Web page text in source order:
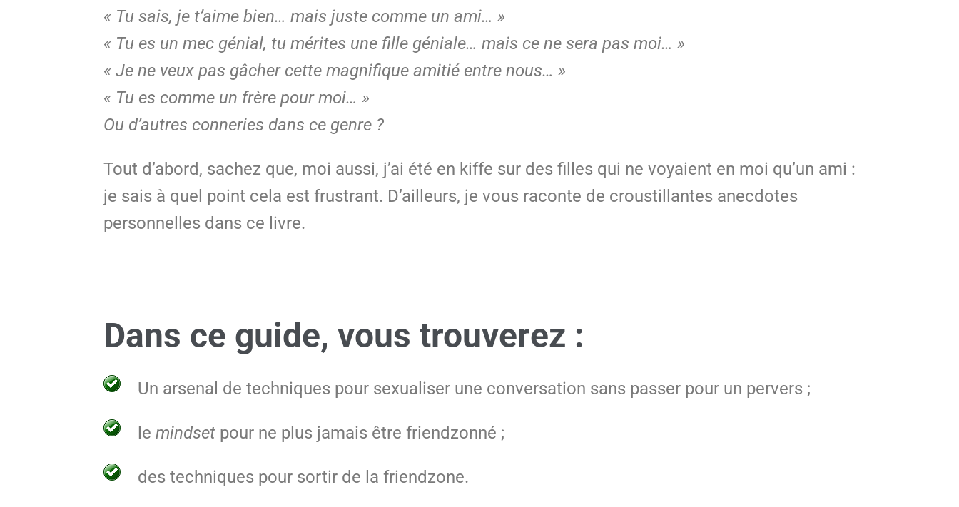
« Tu sais, je t’aime bien… mais juste comme un ami… »
« Tu es un mec génial, tu mérites une fille géniale… mais ce ne sera pas moi… »
« Je ne veux pas gâcher cette magnifique amitié entre nous… »
« Tu es comme un frère pour moi… »
Ou d’autres conneries dans ce genre ?
Tout d’abord, sachez que, moi aussi, j’ai été en kiffe sur des filles qui ne voyaient en moi qu’un ami :
je sais à quel point cela est frustrant. D’ailleurs, je vous raconte de croustillantes anecdotes
personnelles dans ce livre.
Dans ce guide, vous trouverez :
Un arsenal de techniques pour sexualiser une conversation sans passer pour un pervers ;
le mindset pour ne plus jamais être friendzonné ;
des techniques pour sortir de la friendzone.